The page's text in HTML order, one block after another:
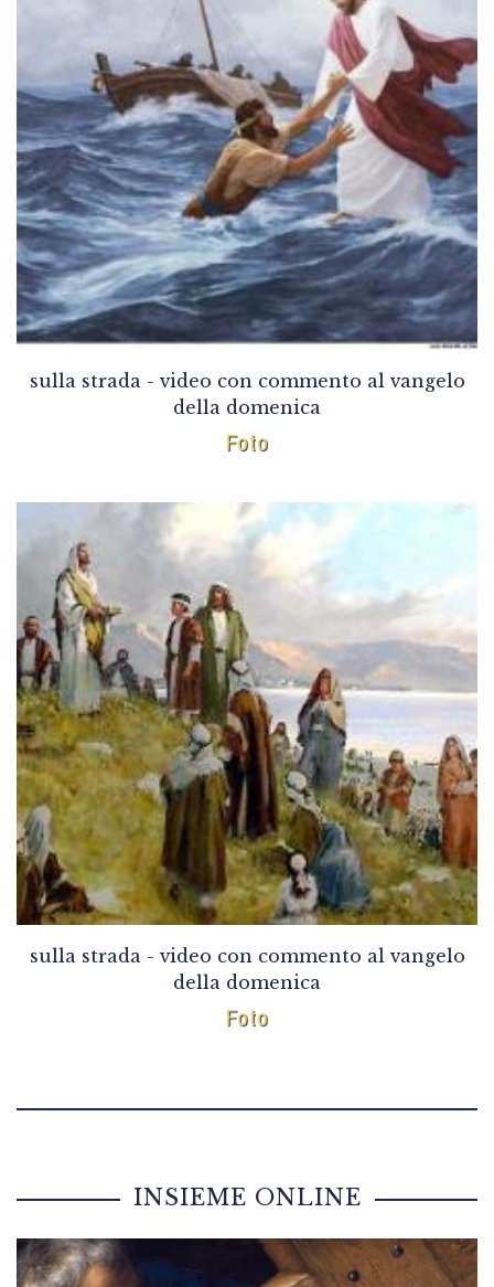
sulla strada - video con commento al vangelo
della domenica
Foto
sulla strada - video con commento al vangelo
della domenica
Foto
INSIEME ONLINE